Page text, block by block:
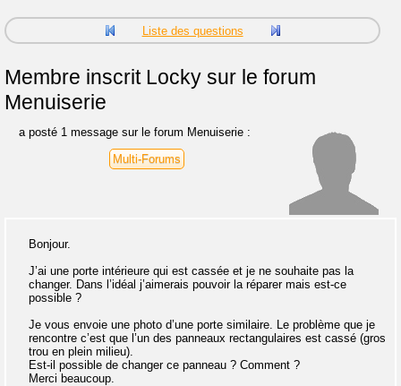
Liste des questions
Membre inscritLocky sur le forum
Menuiserie
a posté 1 message sur le forum Menuiserie :
Multi-Forums
Bonjour.
J’ai une porte intérieure qui est cassée et je ne souhaite pas la
changer. Dans l’idéal j’aimerais pouvoir la réparer mais est-ce
possible ?
Je vous envoie une photo d’une porte similaire. Le problème que je
rencontre c’est que l’un des panneaux rectangulaires est cassé (gros
trou en plein milieu).
Est-il possible de changer ce panneau ? Comment ?
Merci beaucoup.